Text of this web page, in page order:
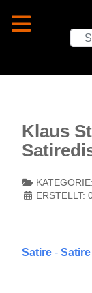
Klaus
KATEGORIE:
ERSTELLT:
Satire - Satire